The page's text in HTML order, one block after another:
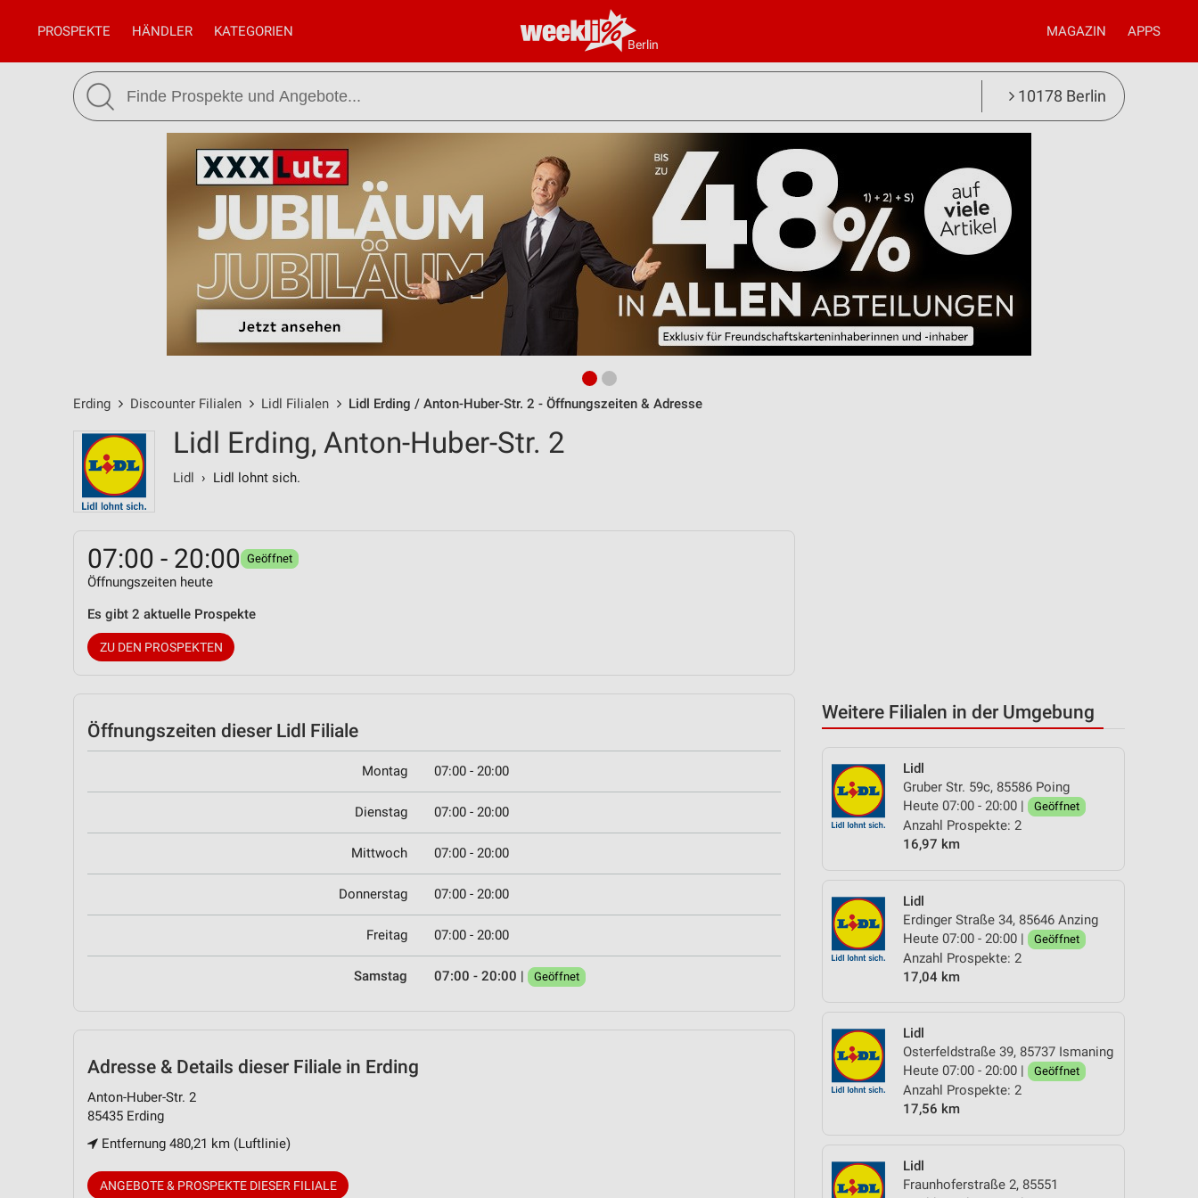
Berlin
PROSPEKTE HÄNDLER KATEGORIEN MAGAZIN APPS
10178 Berlin
Erding Discounter Filialen Lidl Filialen Lidl Erding / Anton-Huber-Str. 2 - Öffnungszeiten & Adresse
Weitere Filialen in der Umgebung
Lidl
Gruber Str. 59c, 85586 Poing
Heute 07:00 - 20:00 |
Geöffnet
Anzahl Prospekte: 2
16,97 km
Lidl
Erdinger Straße 34, 85646 Anzing
Heute 07:00 - 20:00 |
Geöffnet
Anzahl Prospekte: 2
17,04 km
Lidl
Osterfeldstraße 39, 85737 Ismaning
Heute 07:00 - 20:00 |
Geöffnet
Anzahl Prospekte: 2
17,56 km
Lidl
Fraunhoferstraße 2, 85551
Lidl Erding, Anton-Huber-Str. 2
Lidl › Lidl lohnt sich.
07:00 - 20:00 Geöffnet
Öffnungszeiten heute
Es gibt 2 aktuelle Prospekte
ZU DEN PROSPEKTEN
Öffnungszeiten dieser Lidl Filiale
Montag 07:00 - 20:00
Dienstag 07:00 - 20:00
Mittwoch 07:00 - 20:00
Donnerstag 07:00 - 20:00
Freitag 07:00 - 20:00
Samstag 07:00 - 20:00 | Geöffnet
Adresse & Details dieser Filiale in Erding
Anton-Huber-Str. 2
85435 Erding
Entfernung 480,21 km (Luftlinie)
ANGEBOTE & PROSPEKTE DIESER FILIALE